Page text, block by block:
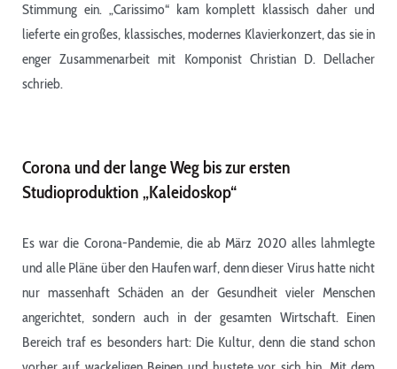
Stimmung ein. „Carissimo“ kam komplett klassisch daher und
lieferte ein großes, klassisches, modernes Klavierkonzert, das sie in
enger Zusammenarbeit mit Komponist Christian D. Dellacher
schrieb.
Corona und der lange Weg bis zur ersten
Studioproduktion „Kaleidoskop“
Es war die Corona-Pandemie, die ab März 2020 alles lahmlegte
und alle Pläne über den Haufen warf, denn dieser Virus hatte nicht
nur massenhaft Schäden an der Gesundheit vieler Menschen
angerichtet, sondern auch in der gesamten Wirtschaft. Einen
Bereich traf es besonders hart: Die Kultur, denn die stand schon